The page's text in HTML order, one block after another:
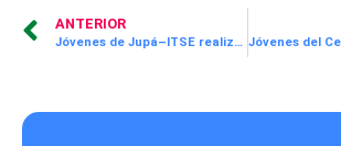
ANTERIOR
Jóvenes de Jupá–ITSE realizan prácticas profesionales en España